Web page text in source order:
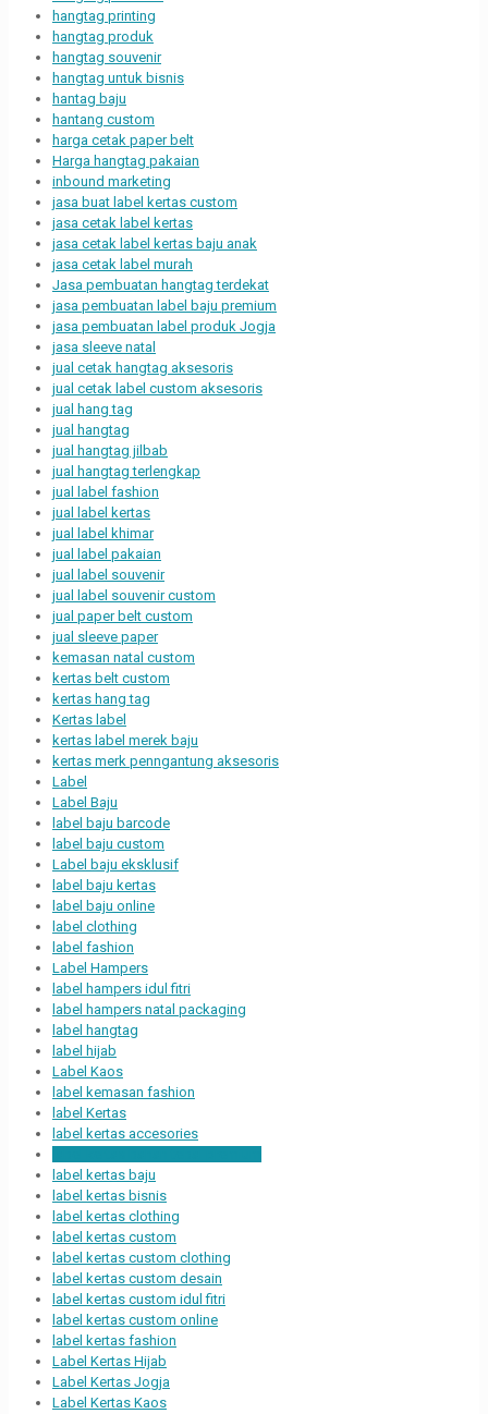
hangtag printing
hangtag produk
hangtag souvenir
hangtag untuk bisnis
hantag baju
hantang custom
harga cetak paper belt
Harga hangtag pakaian
inbound marketing
jasa buat label kertas custom
jasa cetak label kertas
jasa cetak label kertas baju anak
jasa cetak label murah
Jasa pembuatan hangtag terdekat
jasa pembuatan label baju premium
jasa pembuatan label produk Jogja
jasa sleeve natal
jual cetak hangtag aksesoris
jual cetak label custom aksesoris
jual hang tag
jual hangtag
jual hangtag jilbab
jual hangtag terlengkap
jual label fashion
jual label kertas
jual label khimar
jual label pakaian
jual label souvenir
jual label souvenir custom
jual paper belt custom
jual sleeve paper
kemasan natal custom
kertas belt custom
kertas hang tag
Kertas label
kertas label merek baju
kertas merk penngantung aksesoris
Label
Label Baju
label baju barcode
label baju custom
Label baju eksklusif
label baju kertas
label baju online
label clothing
label fashion
Label Hampers
label hampers idul fitri
label hampers natal packaging
label hangtag
label hijab
Label Kaos
label kemasan fashion
label Kertas
label kertas accesories
label kertas baju
label kertas bisnis
label kertas clothing
label kertas custom
label kertas custom clothing
label kertas custom desain
label kertas custom idul fitri
label kertas custom online
label kertas fashion
Label Kertas Hijab
Label Kertas Jogja
Label Kertas Kaos